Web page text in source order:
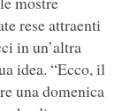
rese attraenti
in un’altra
idea. “Ecco, il
una domenica